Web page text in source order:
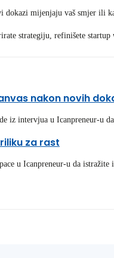
dokazi mijenjaju vaš smjer ili
strategiju, refinišete
nakon novih
iz intervjua u Icanpreneur-u
za rast
u Icanpreneur-u da